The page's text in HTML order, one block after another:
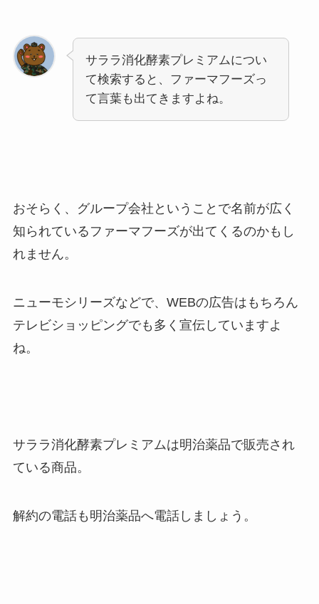
サララ消化酵素プレミアムについ
て検索すると、ファーマフーズっ
て言葉も出てきますよね。
おそらく、グループ会社ということで名前が広く
知られているファーマフーズが出てくるのかもし
れません。
ニューモシリーズなどで、WEBの広告はもちろん
テレビショッピングでも多く宣伝していますよ
ね。
サララ消化酵素プレミアムは明治薬品で販売され
ている商品。
解約の電話も明治薬品へ電話しましょう。